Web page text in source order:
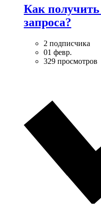
Как получить
запроса?
2 подписчика
01 февр.
329 просмотров